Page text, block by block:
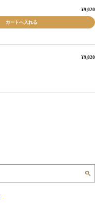
¥9,020
¥9,020